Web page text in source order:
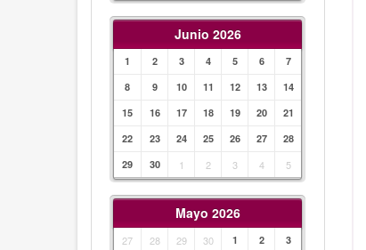
Junio 2026
1 2 3 4 5 6
7
8
9 10 11 12 13
14
15
16 17 18 19 20
21
22
23 24 25 26 27
28
29
30 1 2 3 4 5
Mayo 2026
27 28 29 30 1 2
3